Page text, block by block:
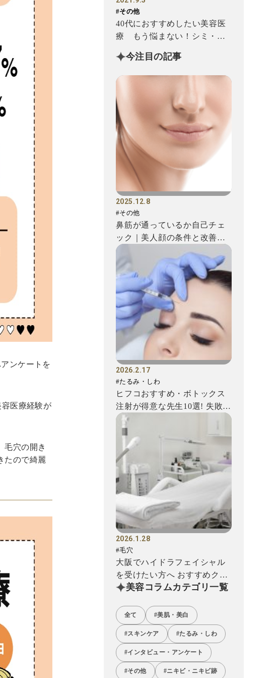
ンケートを
医療経験が
毛穴の開き
たので綺麗
#その他
40代におすすめしたい美容医
療 もう悩まない！シミ・シ
今注目の記事
2025.12.8
#その他
鼻筋が通っているか自己チェ
ック｜美人顔の条件と改善方
法を解説
2026.2.17
#たるみ・しわ
ヒフコおすすめ・ボトックス
注射が得意な先生10選! 失敗を
避けるための注意点もご...
2026.1.28
#毛穴
大阪でハイドラフェイシャル
を受けたい方へ おすすめクリ
ニック12選!
美容コラムカテゴリ一覧
全て #美肌・美白
#スキンケア #たるみ・しわ
#インタビュー・アンケート
#その他 #ニキビ・ニキビ跡